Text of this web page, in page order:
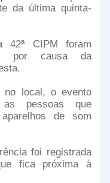
da última quinta-
42ª CIPM foram
por causa da
no local, o evento
as pessoas que
de som
foi registrada
fica próxima à